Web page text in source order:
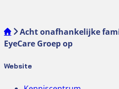
Acht onafhankelijke
EyeCare Groep op
Website